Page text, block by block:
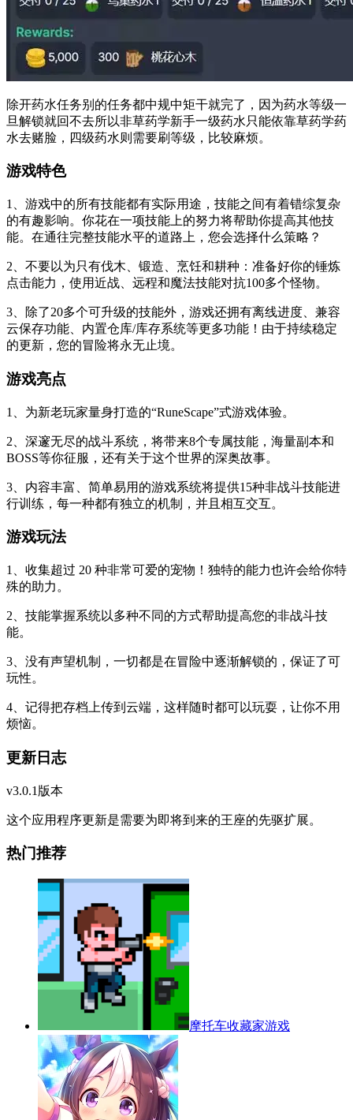
除开药水任务别的任务都中规中矩干就完了，因为药水等级一
旦解锁就回不去所以非草药学新手一级药水只能依靠草药学药
水去赌脸，四级药水则需要刷等级，比较麻烦。
游戏特色
1、游戏中的所有技能都有实际用途，技能之间有着错综复杂
的有趣影响。你花在一项技能上的努力将帮助你提高其他技
能。在通往完整技能水平的道路上，您会选择什么策略？
2、不要以为只有伐木、锻造、烹饪和耕种：准备好你的锤炼
点击能力，使用近战、远程和魔法技能对抗100多个怪物。
3、除了20多个可升级的技能外，游戏还拥有离线进度、兼容
云保存功能、内置仓库/库存系统等更多功能！由于持续稳定
的更新，您的冒险将永无止境。
游戏亮点
1、为新老玩家量身打造的“RuneScape”式游戏体验。
2、深邃无尽的战斗系统，将带来8个专属技能，海量副本和
BOSS等你征服，还有关于这个世界的深奥故事。
3、内容丰富、简单易用的游戏系统将提供15种非战斗技能进
行训练，每一种都有独立的机制，并且相互交互。
游戏玩法
1、收集超过 20 种非常可爱的宠物！独特的能力也许会给你特
殊的助力。
2、技能掌握系统以多种不同的方式帮助提高您的非战斗技
能。
3、没有声望机制，一切都是在冒险中逐渐解锁的，保证了可
玩性。
4、记得把存档上传到云端，这样随时都可以玩耍，让你不用
烦恼。
更新日志
v3.0.1版本
这个应用程序更新是需要为即将到来的王座的先驱扩展。
热门推荐
摩托车收藏家游戏